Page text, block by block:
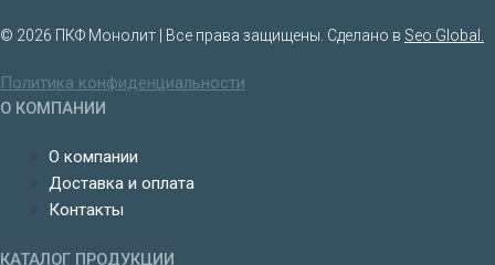
© 2026 ПКФ Монолит | Все права защищены. Сделано в Seo Global.
Политика конфиденциальности
О КОМПАНИИ
О компании
Доставка и оплата
Контакты
КАТАЛОГ ПРОДУКЦИИ